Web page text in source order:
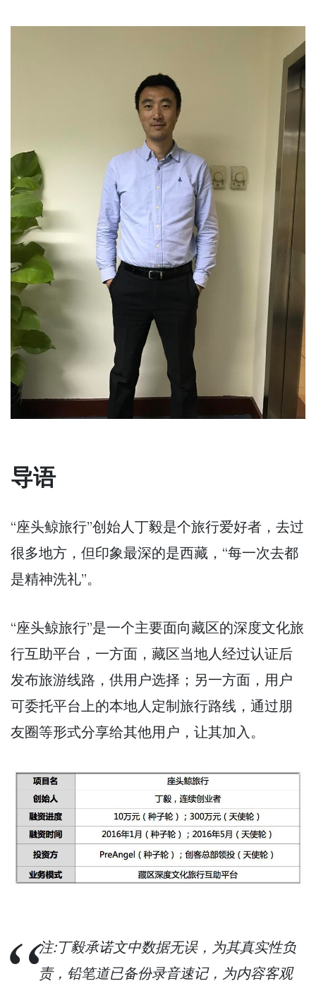
导语
“座头鲸旅行”创始人丁毅是个旅行爱好者，去过
很多地方，但印象最深的是西藏，“每一次去都
是精神洗礼”。
“座头鲸旅行”是一个主要面向藏区的深度文化旅
行互助平台，一方面，藏区当地人经过认证后
发布旅游线路，供用户选择；另一方面，用户
可委托平台上的本地人定制旅行路线，通过朋
友圈等形式分享给其他用户，让其加入。
注:丁毅承诺文中数据无误，为其真实性负
责，铅笔道已备份录音速记，为内容客观